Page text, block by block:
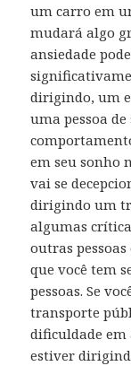
um carro em
mudará algo
ansiedade
dirigindo, um
uma pessoa
em seu sonho
vai se
dirigindo um
algumas
outras
que você tem
pessoas. Se
transporte
dificuldade em
estiver